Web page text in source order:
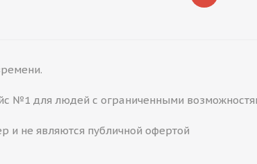
№1 для людей с ограниченными
и не являются публичной офертой